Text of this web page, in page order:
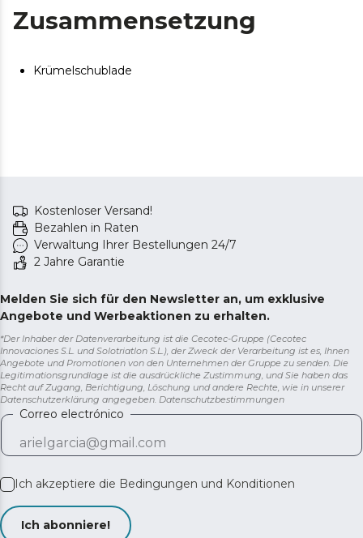
Zusammensetzung
Krümelschublade
Kostenloser Versand!
Bezahlen in Raten
Verwaltung Ihrer Bestellungen 24/7
2 Jahre Garantie
Melden Sie sich für den Newsletter an, um exklusive
Angebote und Werbeaktionen zu erhalten.
*Der Inhaber der Datenverarbeitung ist die Cecotec-Gruppe (Cecotec
Innovaciones S.L. und Solotriatlon S.L.), der Zweck der Verarbeitung ist es, Ihnen
Angebote und Promotionen von den Unternehmen der Gruppe zu senden. Die
Legitimationsgrundlage ist die ausdrückliche Zustimmung, und Sie haben das
Recht auf Zugang, Berichtigung, Löschung und andere Rechte, wie in unserer
Datenschutzerklärung angegeben. Datenschutzbestimmungen
Correo electrónico
Ich akzeptiere die Bedingungen und Konditionen
Ich abonniere!